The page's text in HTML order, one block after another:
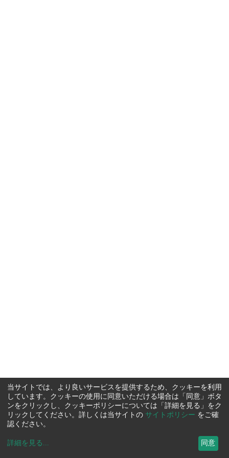
当サイトでは、より良いサービスを提供するため、クッキーを利用
しています。クッキーの使用に同意いただける場合は「同意」ボタ
ンをクリックし、クッキーポリシーについては「詳細を見る」をク
リックしてください。詳しくは当サイトの サイトポリシー をご確
認ください。
詳細を見る ... 同意